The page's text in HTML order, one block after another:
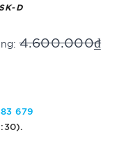
D
4.600.000₫
679